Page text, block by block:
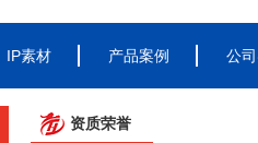
IP素材 产品案例 公
资质荣誉